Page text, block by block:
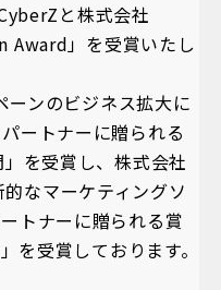
と株式会社
Award」を受賞いたし
ンのビジネス拡大に
ートナーに贈られる
を受賞し、株式会社
なマーケティングソ
トナーに贈られる賞
受賞しております。